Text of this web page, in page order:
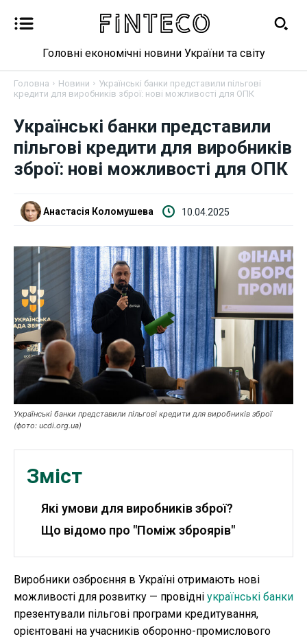
Новини
Бізнес
Фінанси
Криптовалюта
Робота і освіта
Публікації
ФОП
Курс валют
Головні економічні новини України та світу
Головна Новини
Українські банки представили пільгові
кредити для виробників зброї: нові можливості для ОПК
Українські банки представили
пільгові кредити для виробників
зброї: нові можливості для ОПК
Анастасія Коломушева 10.04.2025
Українські банки представили пільгові кредити для виробників зброї
(фото: ucdi.org.ua)
Зміст
Які умови для виробників зброї?
Що відомо про "Поміж зброярів"
Виробники озброєння в Україні отримають нові
можливості для розвитку — провідні українські банки
презентували пільгові програми кредитування,
орієнтовані на учасників оборонно-промислового